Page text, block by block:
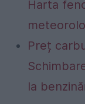
Harta
Preț
la